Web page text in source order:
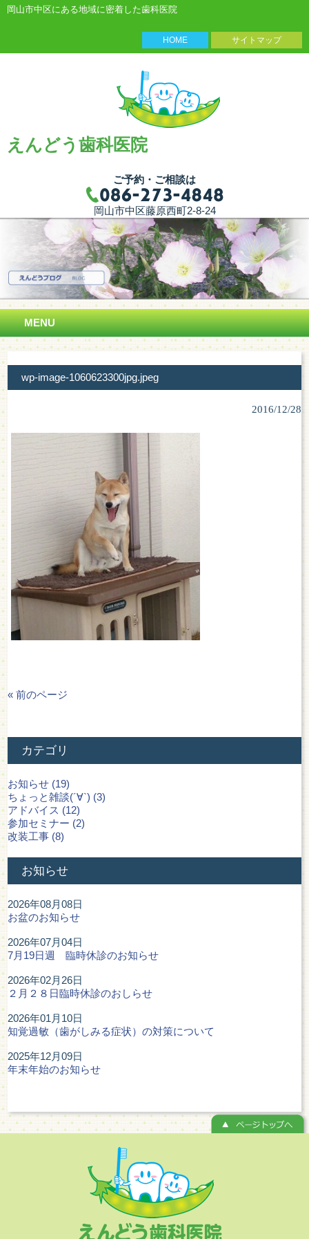
岡山市中区にある地域に密着した歯科医院
HOME サイトマップ
えんどう歯科医院
ご予約・ご相談は
岡山市中区藤原西町2-8-24
MENU
wp-image-1060623300jpg.jpeg
2016/12/28
« 前のページ
カテゴリ
お知らせ (19)
ちょっと雑談(´∀`) (3)
アドバイス (12)
参加セミナー (2)
改装工事 (8)
お知らせ
2026年08月08日
お盆のお知らせ
2026年07月04日
7月19日週 臨時休診のお知らせ
2026年02月26日
２月２８日臨時休診のおしらせ
2026年01月10日
知覚過敏（歯がしみる症状）の対策について
2025年12月09日
年末年始のお知らせ